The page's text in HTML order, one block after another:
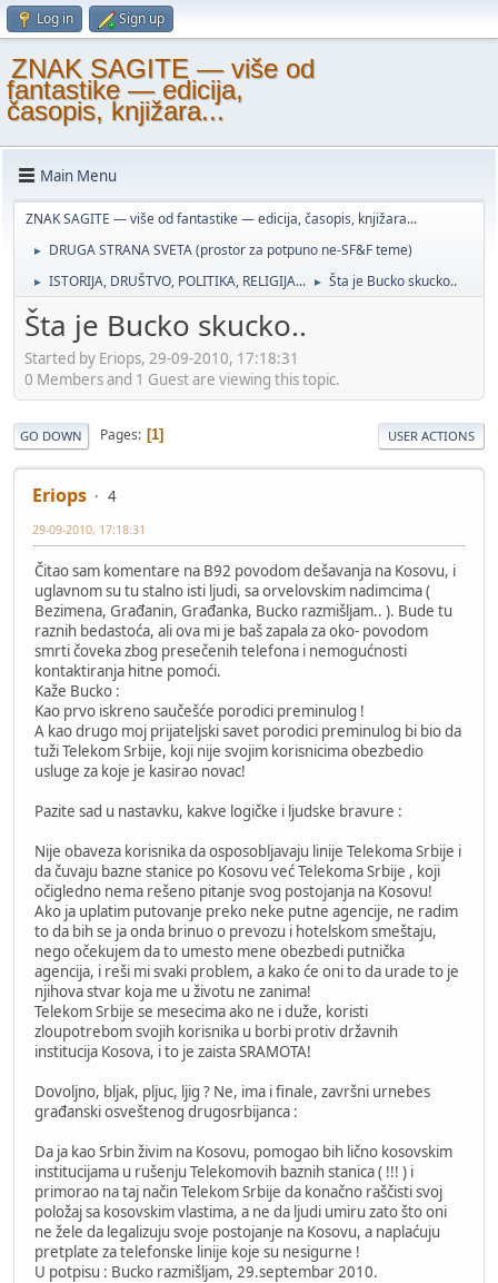
Log in Sign up
ZNAK SAGITE — više od
fantastike — edicija,
časopis, knjižara...
Main Menu
ZNAK SAGITE — više od fantastike — edicija, časopis, knjižara...
► DRUGA STRANA SVETA (prostor za potpuno ne-SF&F teme)
► ISTORIJA, DRUŠTVO, POLITIKA, RELIGIJA... ► Šta je Bucko skucko..
Šta je Bucko skucko..
Started by Eriops, 29-09-2010, 17:18:31
0 Members and 1 Guest are viewing this topic.
GO DOWN Pages 1 USER ACTIONS
Eriops 4
29-09-2010, 17:18:31
Čitao sam komentare na B92 povodom dešavanja na Kosovu, i
uglavnom su tu stalno isti ljudi, sa orvelovskim nadimcima (
Bezimena, Građanin, Građanka, Bucko razmišljam.. ). Bude tu
raznih bedastoća, ali ova mi je baš zapala za oko- povodom
smrti čoveka zbog presečenih telefona i nemogućnosti
kontaktiranja hitne pomoći.
Kaže Bucko :
Kao prvo iskreno saučešće porodici preminulog !
A kao drugo moj prijateljski savet porodici preminulog bi bio da
tuži Telekom Srbije, koji nije svojim korisnicima obezbedio
usluge za koje je kasirao novac!
Pazite sad u nastavku, kakve logičke i ljudske bravure :
Nije obaveza korisnika da osposobljavaju linije Telekoma Srbije i
da čuvaju bazne stanice po Kosovu već Telekoma Srbije , koji
očigledno nema rešeno pitanje svog postojanja na Kosovu!
Ako ja uplatim putovanje preko neke putne agencije, ne radim
to da bih se ja onda brinuo o prevozu i hotelskom smeštaju,
nego očekujem da to umesto mene obezbedi putnička
agencija, i reši mi svaki problem, a kako će oni to da urade to je
njihova stvar koja me u životu ne zanima!
Telekom Srbije se mesecima ako ne i duže, koristi
zloupotrebom svojih korisnika u borbi protiv državnih
institucija Kosova, i to je zaista SRAMOTA!
Dovoljno, bljak, pljuc, ljig ? Ne, ima i finale, završni urnebes
građanski osveštenog drugosrbijanca :
Da ja kao Srbin živim na Kosovu, pomogao bih lično kosovskim
institucijama u rušenju Telekomovih baznih stanica ( !!! ) i
primorao na taj način Telekom Srbije da konačno raščisti svoj
položaj sa kosovskim vlastima, a ne da ljudi umiru zato što oni
ne žele da legalizuju svoje postojanje na Kosovu, a naplaćuju
pretplate za telefonske linije koje su nesigurne !
U potpisu : Bucko razmišljam, 29.septembar 2010.